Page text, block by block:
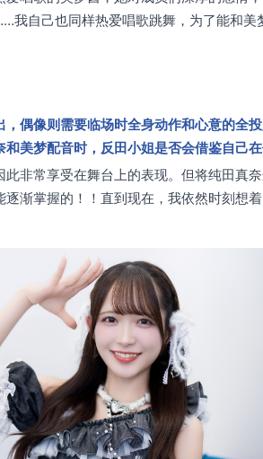
我自己也同样热爱唱歌跳舞，为了能和美
偶像则需要临场时全身动作和心意的全
美梦配音时，反田小姐是否会借鉴自己
此非常享受在舞台上的表现。但将纯田真
渐掌握的！！直到现在，我依然时刻想